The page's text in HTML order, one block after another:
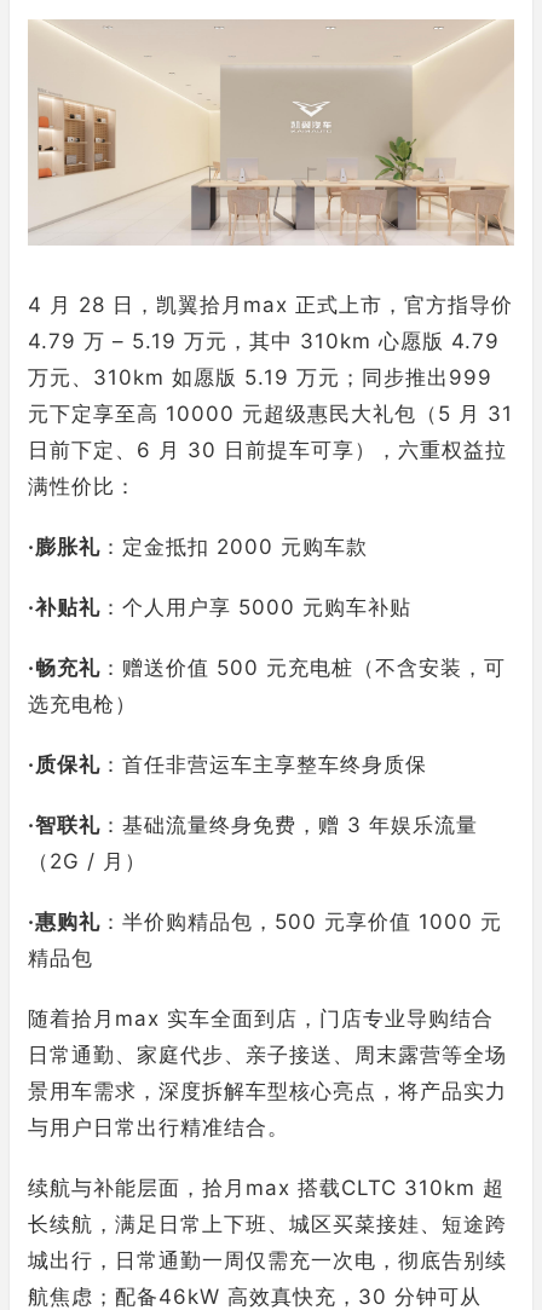
4 月 28 日，凯翼拾月max 正式上市，官方指导价
4.79 万 – 5.19 万元，其中 310km 心愿版 4.79
万元、310km 如愿版 5.19 万元；同步推出999
元下定享至高 10000 元超级惠民大礼包（5 月 31
日前下定、6 月 30 日前提车可享），六重权益拉
满性价比：
·膨胀礼 ：定金抵扣 2000 元购车款
·补贴礼 ：个人用户享 5000 元购车补贴
·畅充礼 ：赠送价值 500 元充电桩（不含安装，可
选充电枪）
·质保礼 ：首任非营运车主享整车终身质保
·智联礼 ：基础流量终身免费，赠 3 年娱乐流量
（2G / 月）
·惠购礼 ：半价购精品包，500 元享价值 1000 元
精品包
随着拾月max 实车全面到店，门店专业导购结合
日常通勤、家庭代步、亲子接送、周末露营等全场
景用车需求，深度拆解车型核心亮点，将产品实力
与用户日常出行精准结合。
续航与补能层面，拾月max 搭载CLTC 310km 超
长续航，满足日常上下班、城区买菜接娃、短途跨
城出行，日常通勤一周仅需充一次电，彻底告别续
航焦虑；配备46kW 高效真快充，30 分钟可从